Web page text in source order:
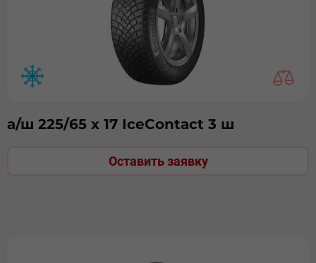
а/ш 225/65 х 17 IceContact 3 ш
Оставить заявку